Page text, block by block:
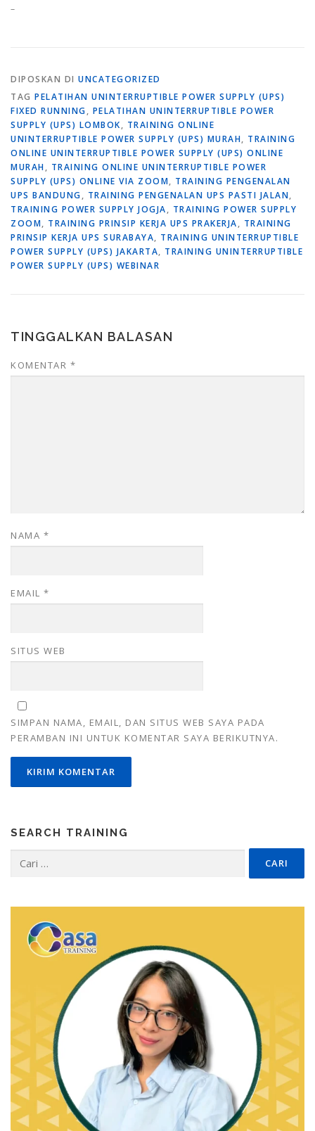
–
DIPOSKAN DI UNCATEGORIZED
TAG PELATIHAN UNINTERRUPTIBLE POWER SUPPLY (UPS)
FIXED RUNNING, PELATIHAN UNINTERRUPTIBLE POWER
SUPPLY (UPS) LOMBOK, TRAINING ONLINE
UNINTERRUPTIBLE POWER SUPPLY (UPS) MURAH, TRAINING
ONLINE UNINTERRUPTIBLE POWER SUPPLY (UPS) ONLINE
MURAH, TRAINING ONLINE UNINTERRUPTIBLE POWER
SUPPLY (UPS) ONLINE VIA ZOOM, TRAINING PENGENALAN
UPS BANDUNG, TRAINING PENGENALAN UPS PASTI JALAN,
TRAINING POWER SUPPLY JOGJA, TRAINING POWER SUPPLY
ZOOM, TRAINING PRINSIP KERJA UPS PRAKERJA, TRAINING
PRINSIP KERJA UPS SURABAYA, TRAINING UNINTERRUPTIBLE
POWER SUPPLY (UPS) JAKARTA, TRAINING UNINTERRUPTIBLE
POWER SUPPLY (UPS) WEBINAR
TINGGALKAN BALASAN
KOMENTAR *
NAMA *
EMAIL *
SITUS WEB
SIMPAN NAMA, EMAIL, DAN SITUS WEB SAYA PADA
PERAMBAN INI UNTUK KOMENTAR SAYA BERIKUTNYA.
SEARCH TRAINING
untuk: